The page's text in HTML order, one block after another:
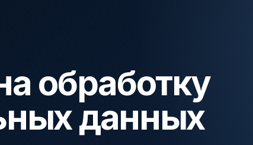
обработку
данных